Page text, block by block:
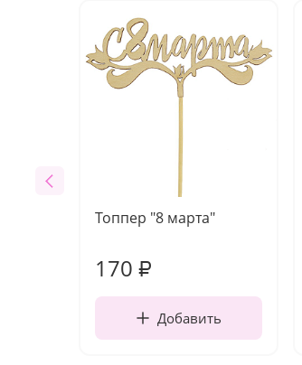
Топпер "8 марта"
170 ₽
Добавить